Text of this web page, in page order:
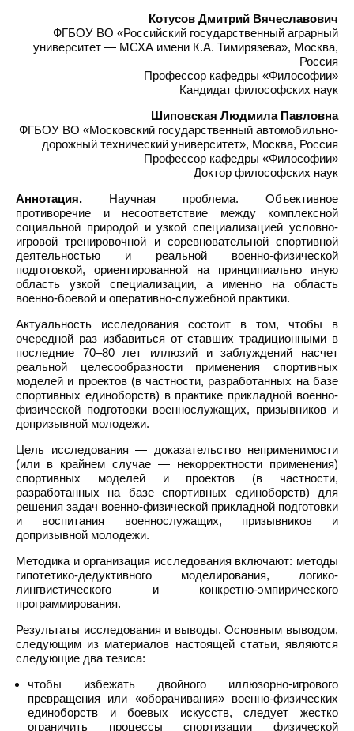
Котусов Дмитрий Вячеславович
ФГБОУ ВО «Российский государственный аграрный
университет — МСХА имени К.А. Тимирязева», Москва,
Россия
Профессор кафедры «Философии»
Кандидат философских наук
Шиповская Людмила Павловна
ФГБОУ ВО «Московский государственный автомобильно-
дорожный технический университет», Москва, Россия
Профессор кафедры «Философии»
Доктор философских наук
Аннотация. Научная проблема. Объективное
противоречие и несоответствие между комплексной
социальной природой и узкой специализацией условно-
игровой тренировочной и соревновательной спортивной
деятельностью и реальной военно-физической
подготовкой, ориентированной на принципиально иную
область узкой специализации, а именно на область
военно-боевой и оперативно-служебной практики.
Актуальность исследования состоит в том, чтобы в
очередной раз избавиться от ставших традиционными в
последние 70–80 лет иллюзий и заблуждений насчет
реальной целесообразности применения спортивных
моделей и проектов (в частности, разработанных на базе
спортивных единоборств) в практике прикладной военно-
физической подготовки военнослужащих, призывников и
допризывной молодежи.
Цель исследования — доказательство неприменимости
(или в крайнем случае — некорректности применения)
спортивных моделей и проектов (в частности,
разработанных на базе спортивных единоборств) для
решения задач военно-физической прикладной подготовки
и воспитания военнослужащих, призывников и
допризывной молодежи.
Методика и организация исследования включают: методы
гипотетико-дедуктивного моделирования, логико-
лингвистического и конкретно-эмпирического
программирования.
Результаты исследования и выводы. Основным выводом,
следующим из материалов настоящей статьи, являются
следующие два тезиса:
чтобы избежать двойного иллюзорно-игрового
превращения или «оборачивания» военно-физических
единоборств и боевых искусств, следует жестко
ограничить процессы спортизации физической